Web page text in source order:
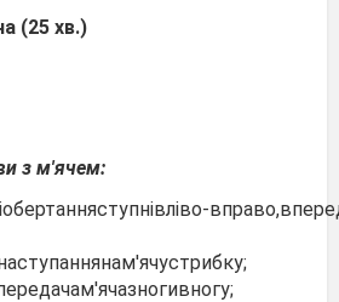
(25 хв.)
з м'ячем: